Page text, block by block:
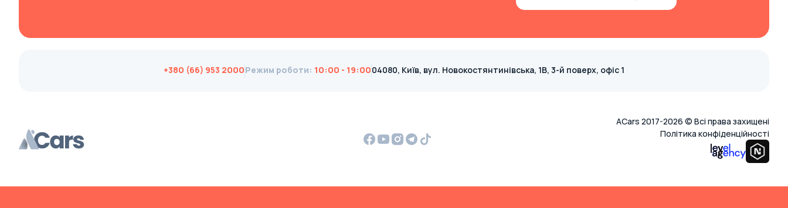
Bufori
Callaway
Caterham
+380 (66) 953 2000Режим роботи: 10:00 - 19:0004080, Київ, вул. Новокостянтинівська, 1В, 3-й поверх, офіс 1
ACars 2017-2026 © Всі права захищені
Політика конфіденційності